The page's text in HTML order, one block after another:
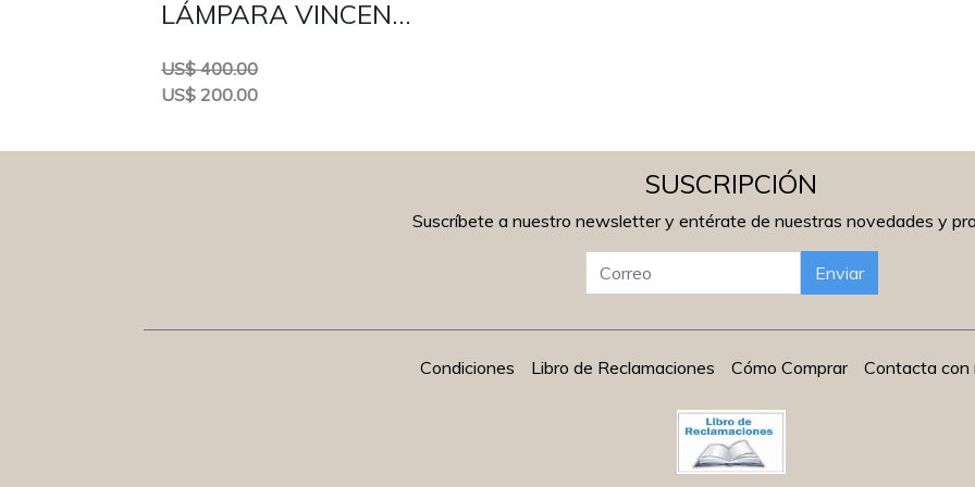
LÁMPARA VINCENT II
US$ 400.00
US$ 200.00
SUSCRIPCIÓN
Suscríbete a nuestro newsletter y entérate de nuestras novedades y
Enviar
Condiciones Libro de Reclamaciones Cómo Comprar Contacta con